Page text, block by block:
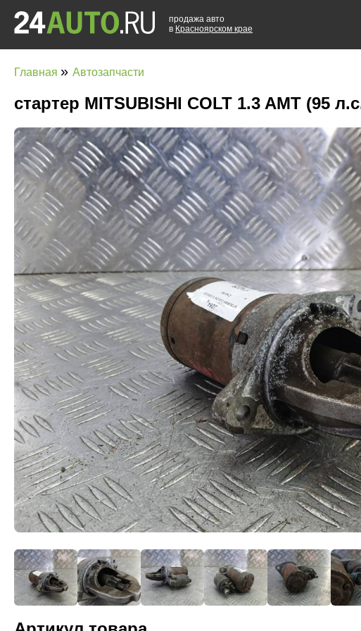
продажа авто
в Красноярском крае
Главная » Автозапчасти
стартер MITSUBISHI COLT 1.3 AMT (95